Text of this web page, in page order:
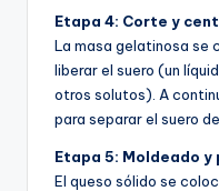
Etapa 4: Corte y
La masa gelatinosa se
liberar el suero (un
otros solutos). A
para separar el suero
Etapa 5: Moldeado y
El queso sólido se